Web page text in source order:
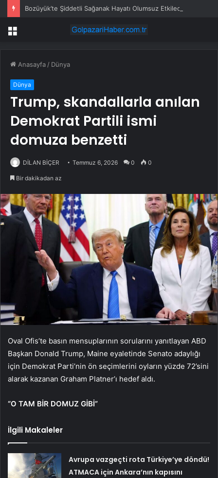
Bozüyük’te Şiddetli Sağanak Hayatı Olumsuz Etkiledi
Menü
Anasayfa / Dünya
Dünya
Trump, skandallarla anılan
Demokrat Partili ismi
domuza benzetti
DİLAN BİÇER Temmuz 6, 2026 0 0
Bir dakikadan az
Oval Ofis’te basın mensuplarının sorularını yanıtlayan ABD
Başkan Donald Trump, Maine eyaletinde Senato adaylığı
için Demokrat Parti’nin ön seçimlerini oyların yüzde 72’sini
alarak kazanan Graham Platner’ı hedef aldı.
“O TAM BİR DOMUZ GİBİ”
İlgili Makaleler
Avrupa vazgeçti rota Türkiye’ye döndü!
ATMACA için Ankara’nın kapısını